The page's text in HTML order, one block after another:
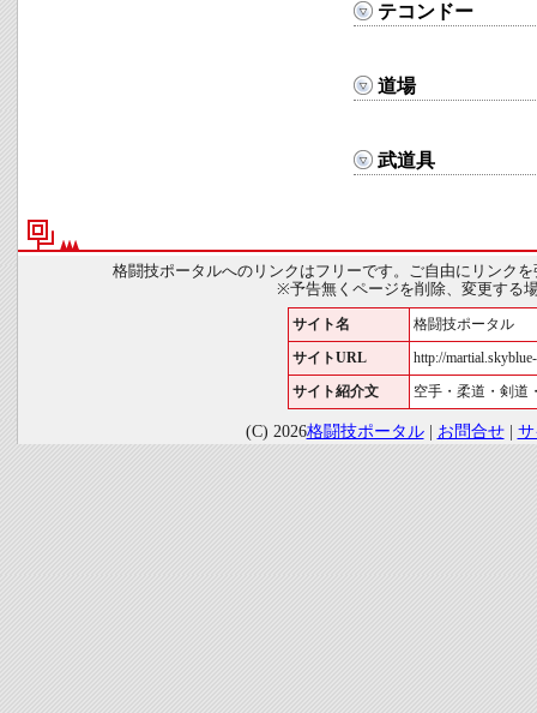
テコンドー
道場
武道具
格闘技ポータルへのリンクはフリーです。ご自由にリンク
※予告無くページを削除、変更する
サイト名 格闘技ポータル
サイトURL http://
サイト紹介文 空手・柔道・剣道
(C) 2026格闘技ポータル| お問合せ|